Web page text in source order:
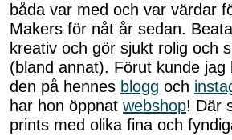
båda var med och var värdar
Makers för nåt år sedan.
kreativ och gör sjukt rolig och
(bland annat). Förut kunde jag
den på hennes blogg och
har hon öppnat webshop! Där
prints med olika fina och